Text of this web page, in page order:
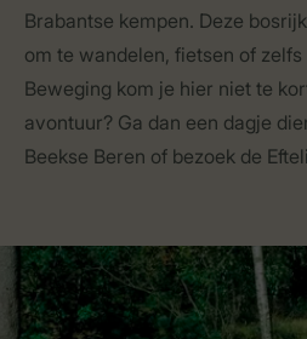
Brabantse kempen. Deze
om te wandelen, fietsen of
Beweging kom je hier niet te
avontuur? Ga dan een dagje
Beekse Beren of bezoek de